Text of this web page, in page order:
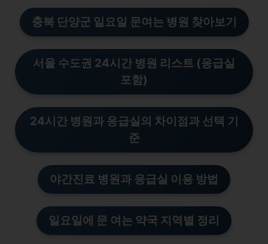
충북 단양군 일요일 문여는 병원 찾아보기
서울 수도권 24시간 병원 리스트 (응급실
포함)
24시간 병원과 응급실의 차이점과 선택 기
준
야간진료 병원과 응급실 이용 방법
일요일에 문 여는 약국 지역별 정리